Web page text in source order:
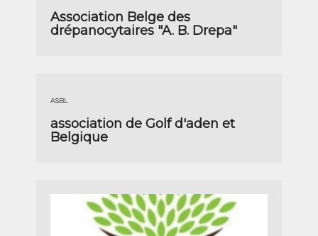
Association Belge des
drépanocytaires "A. B. Drepa"
ASBL
association de Golf d'aden et
Belgique